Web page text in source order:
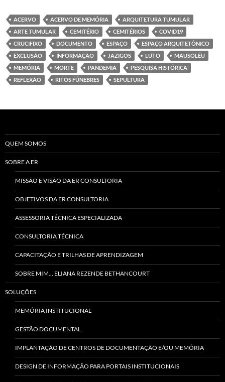
ACERVO ACERVO DE MEMÓRIA
ARQUITETURA TUMULAR
ARTE TUMULAR
CEMITÉRIO CEMITÉRIOS
COVID19
CRUCIFIXO
DOCUMENTO ESPAÇO
ESPAÇO ARQUITETÔNICO
EXCLUSÃO
INFORMAÇÃO JAZIGOS LUTO
MAUSOLÉU
MEMÓRIA
MORTE PANDEMIA
PESQUISA HISTÓRICA
REFLEXÃO
RITOS FÚNEBRES SEPULTURA
QUEM SOMOS
SOBRE A ER
MISSÃO E VISÃO DA ER CONSULTORIA
OBJETIVOS DA ER CONSULTORIA
ASSESSORIA TÉCNICA ESPECIALIZADA
CONSULTORIA TÉCNICA
CAPACITAÇÃO E TRILHAS DE APRENDIZAGEM
SOBRE MIM… ELIANA REZENDE BETHANCOURT
SOLUÇÕES
MEMÓRIA INSTITUCIONAL
GESTÃO DOCUMENTAL
IMPLANTAÇÃO DE CENTROS DE DOCUMENTAÇÃO E/OU MEMÓRIA
DESIGN DE INFORMAÇÃO PARA PORTAIS INSTITUCIONAIS